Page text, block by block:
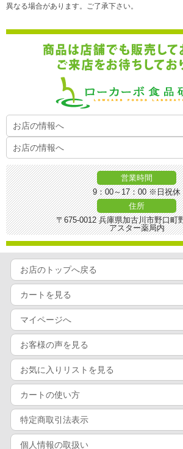
異なる場合があります。ご了承下さい。
お店の情報へ
お店の情報へ
営業時間
9：00～17：00 ※日祝休
住所
〒675-0012 兵庫県加古川市野口町
アスター薬局内
お店のトップへ戻る
カートを見る
マイページへ
お客様の声を見る
お気に入りリストを見る
カートの使い方
特定商取引法表示
個人情報の取扱い